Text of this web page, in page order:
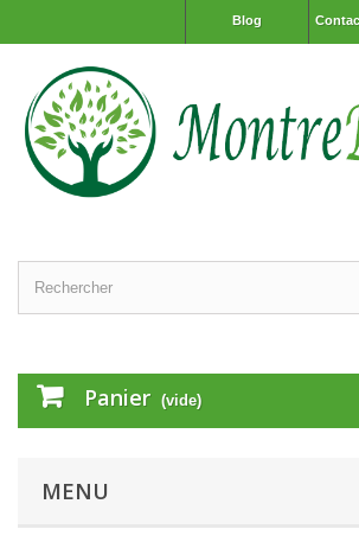
Blog
Panier (vide)
MENU